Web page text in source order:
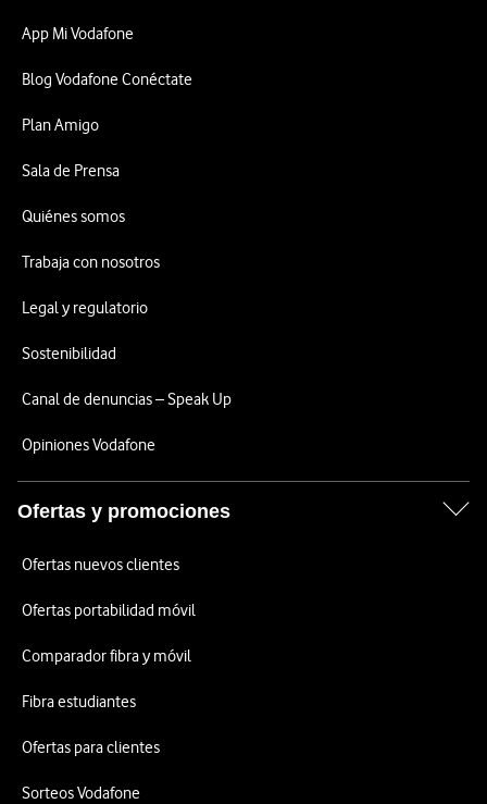
App Mi Vodafone
Blog Vodafone Conéctate
Plan Amigo
Sala de Prensa
Quiénes somos
Trabaja con nosotros
Legal y regulatorio
Sostenibilidad
Canal de denuncias – Speak Up
Opiniones Vodafone
Ofertas y promociones
Ofertas nuevos clientes
Ofertas portabilidad móvil
Comparador fibra y móvil
Fibra estudiantes
Ofertas para clientes
Sorteos Vodafone